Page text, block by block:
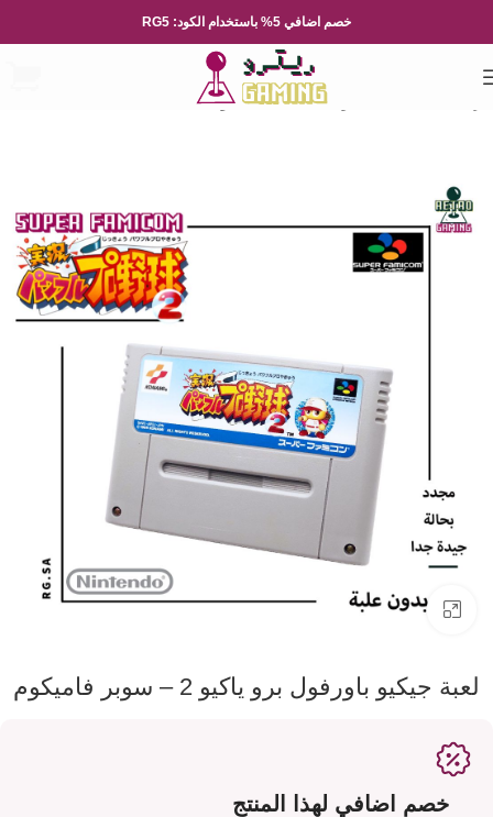
خصم اضافي 5% باستخدام الكود: RG5
Nintendo نينتيندو العائلة
لعبة جيكيو باورفول برو ياكيو 2 – سوبر فاميكوم
خصم اضافي لهذا المنتج
اضفط لتكبير الصورة